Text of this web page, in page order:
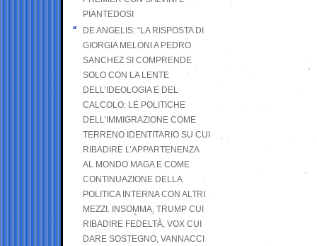
PIANTEDOSI
DE ANGELIS: “LA RISPOSTA DI
GIORGIA MELONI A PEDRO
SANCHEZ SI COMPRENDE
SOLO CON LA LENTE
DELL’IDEOLOGIA E DEL
CALCOLO: LE POLITICHE
DELL’IMMIGRAZIONE COME
TERRENO IDENTITARIO SU CUI
RIBADIRE L’APPARTENENZA
AL MONDO MAGA E COME
CONTINUAZIONE DELLA
POLITICA INTERNA CON ALTRI
MEZZI. INSOMMA, TRUMP CUI
RIBADIRE FEDELTÀ, VOX CUI
DARE SOSTEGNO, VANNACCI